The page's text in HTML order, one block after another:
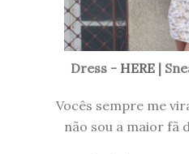
Dress - HERE|
Vocês sempre me
não sou a maior fã